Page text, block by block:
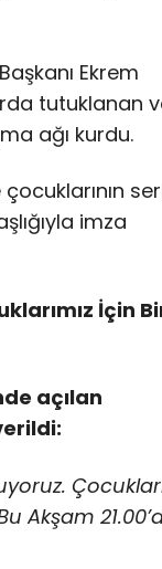
Ekrem
tutuklanan
ağı kurdu.
imza
İçin
açılan
Akşam